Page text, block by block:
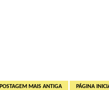
POSTAGEM MAIS ANTIGA PÁGINA